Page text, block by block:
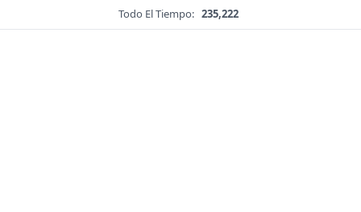
Todo El Tiempo: 235,222